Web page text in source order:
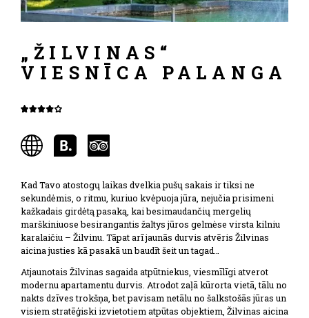
„ŽILVINAS“
VIESNĪCA PALANGA
Kad Tavo atostogų laikas dvelkia pušų sakais ir tiksi ne
sekundėmis, o ritmu, kuriuo kvėpuoja jūra, nejučia prisimeni
kažkadais girdėtą pasaką, kai besimaudančių mergelių
marškiniuose besirangantis žaltys jūros gelmėse virsta kilniu
karalaičiu – Žilvinu. Tāpat arī jaunās durvis atvēris Žilvinas
aicina justies kā pasakā un baudīt šeit un tagad…
Atjaunotais Žilvinas sagaida atpūtniekus, viesmīlīgi atverot
modernu apartamentu durvis. Atrodot zaļā kūrorta vietā, tālu no
nakts dzīves trokšņa, bet pavisam netālu no šalkstošās jūras un
visiem stratēģiski izvietotiem atpūtas objektiem, Žilvinas aicina